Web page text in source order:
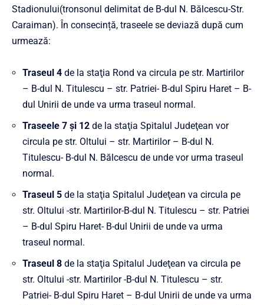
Stadionului(tronsonul delimitat de B-dul N. Bălcescu-Str.
Caraiman). În consecință, traseele se deviază după cum
urmează:
Traseul 4 de la staţia Rond va circula pe str. Martirilor
– B-dul N. Titulescu – str. Patriei- B-dul Spiru Haret – B-
dul Unirii de unde va urma traseul normal.
Traseele 7 şi 12 de la staţia Spitalul Judeţean vor
circula pe str. Oltului – str. Martirilor – B-dul N.
Titulescu- B-dul N. Bălcescu de unde vor urma traseul
normal.
Traseul 5 de la staţia Spitalul Judeţean va circula pe
str. Oltului -str. Martirilor-B-dul N. Titulescu – str. Patriei
– B-dul Spiru Haret- B-dul Unirii de unde va urma
traseul normal.
Traseul 8 de la staţia Spitalul Judeţean va circula pe
str. Oltului -str. Martirilor -B-dul N. Titulescu – str.
Patriei- B-dul Spiru Haret – B-dul Unirii de unde va urma